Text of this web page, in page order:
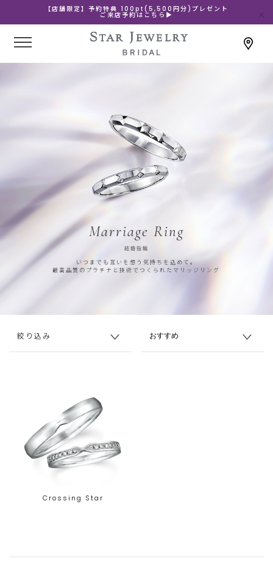
【店舗限定】予約特典 100pt(5,500円分)プレゼント
ご来店予約はこちら▶
Marriage Ring
結婚指輪
いつまでも互いを想う気持ちを込めて。
最高品質のプラチナと技術でつくられたマリッジリング
絞り込み
Crossing Star